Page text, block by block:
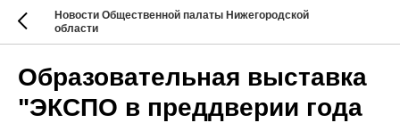
Новости Общественной палаты Нижегородской
области
Образовательная выставка
"ЭКСПО в преддверии года